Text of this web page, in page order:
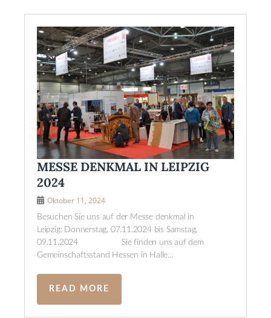
MESSE DENKMAL IN LEIPZIG
2024
Oktober 11, 2024
Besuchen Sie uns auf der Messe denkmal in
Leipzig: Donnerstag, 07.11.2024 bis Samstag,
09.11.2024 Sie finden uns auf dem
Gemeinschaftsstand Hessen in Halle...
READ MORE